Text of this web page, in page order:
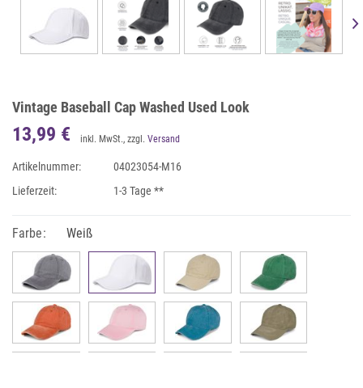
Vintage Baseball Cap Washed Used Look
13,99 € inkl. MwSt., zzgl. Versand
Artikelnummer:
04023054-M16
Lieferzeit:
1-3 Tage **
Farbe: Weiß